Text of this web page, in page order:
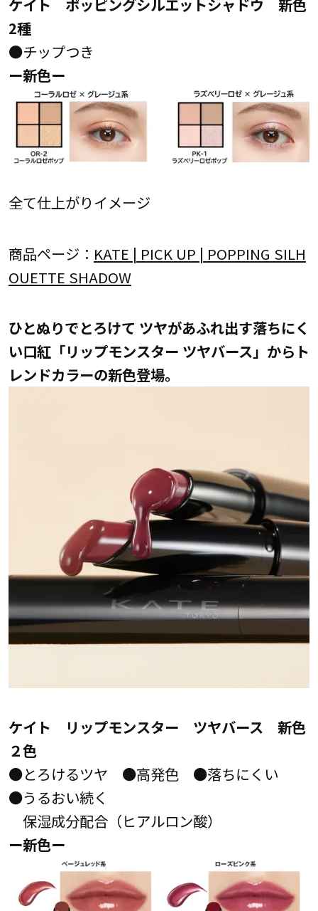
2種
●チップつき
ー新色ー
全て仕上がりイメージ
商品ページ： KATE | PICK UP | POPPING SILH
OUETTE SHADOW
ひとぬりでとろけて ツヤがあふれ出す落ちにく
い口紅「リップモンスター ツヤバース」からト
レンドカラーの新色登場。
ケイト リップモンスター ツヤバース 新色
２色
●とろけるツヤ ●高発色 ●落ちにくい
●うるおい続く
保湿成分配合（ヒアルロン酸）
ー新色ー